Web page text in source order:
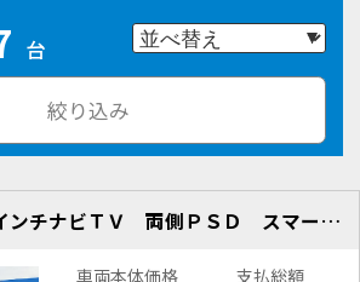
台
絞り込み
シフォントライ８インチナビＴＶ 両側ＰＳＤ スマートキー シートヒーター
車両本体価格 支払総額